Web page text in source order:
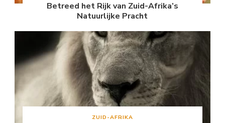
Betreed het Rijk van Zuid-Afrika’s
Natuurlijke Pracht
ZUID-AFRIKA